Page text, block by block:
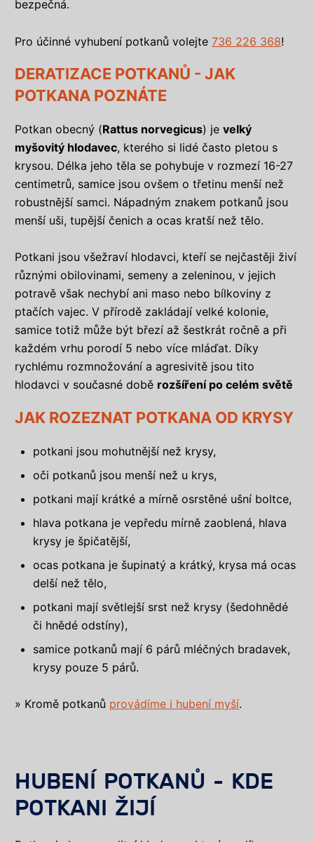
bezpečná.
Pro účinné vyhubení potkanů volejte 736 226 368!
DERATIZACE POTKANŮ - JAK
POTKANA POZNÁTE
Potkan obecný (Rattus norvegicus) je velký
myšovitý hlodavec, kterého si lidé často pletou s
krysou. Délka jeho těla se pohybuje v rozmezí 16-27
centimetrů, samice jsou ovšem o třetinu menší než
robustnější samci. Nápadným znakem potkanů jsou
menší uši, tupější čenich a ocas kratší než tělo.
Potkani jsou všežraví hlodavci, kteří se nejčastěji živí
různými obilovinami, semeny a zeleninou, v jejich
potravě však nechybí ani maso nebo bílkoviny z
ptačích vajec. V přírodě zakládají velké kolonie,
samice totiž může být březí až šestkrát ročně a při
každém vrhu porodí 5 nebo více mláďat. Díky
rychlému rozmnožování a agresivitě jsou tito
hlodavci v současné době rozšíření po celém světě
JAK ROZEZNAT POTKANA OD KRYSY
potkani jsou mohutnější než krysy,
oči potkanů jsou menší než u krys,
potkani mají krátké a mírně osrstěné ušní boltce,
hlava potkana je vepředu mírně zaoblená, hlava
krysy je špičatější,
ocas potkana je šupinatý a krátký, krysa má ocas
delší než tělo,
potkani mají světlejší srst než krysy (šedohnědé
či hnědé odstíny),
samice potkanů mají 6 párů mléčných bradavek,
krysy pouze 5 párů.
» Kromě potkanů provádíme i hubení myší.
HUBENÍ POTKANŮ - KDE
POTKANI ŽIJÍ